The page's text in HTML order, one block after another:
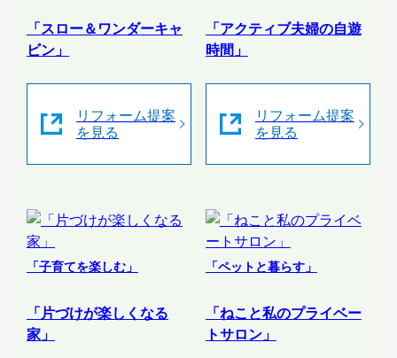
「スロー＆ワンダーキャ
ビン」
リフォーム提案
を見る
「アクティブ夫婦の自遊
時間」
リフォーム提案
を見る
「子育てを楽しむ」
「片づけが楽しくなる
家」
「ペットと暮らす」
「ねこと私のプライベー
トサロン」